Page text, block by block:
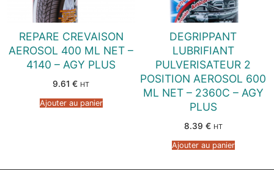
REPARE CREVAISON
AEROSOL 400 ML NET –
4140 – AGY PLUS
9.61 € HT
Ajouter au panier
DEGRIPPANT
LUBRIFIANT
PULVERISATEUR 2
POSITION AEROSOL 600
ML NET – 2360C – AGY
PLUS
8.39 € HT
Ajouter au panier